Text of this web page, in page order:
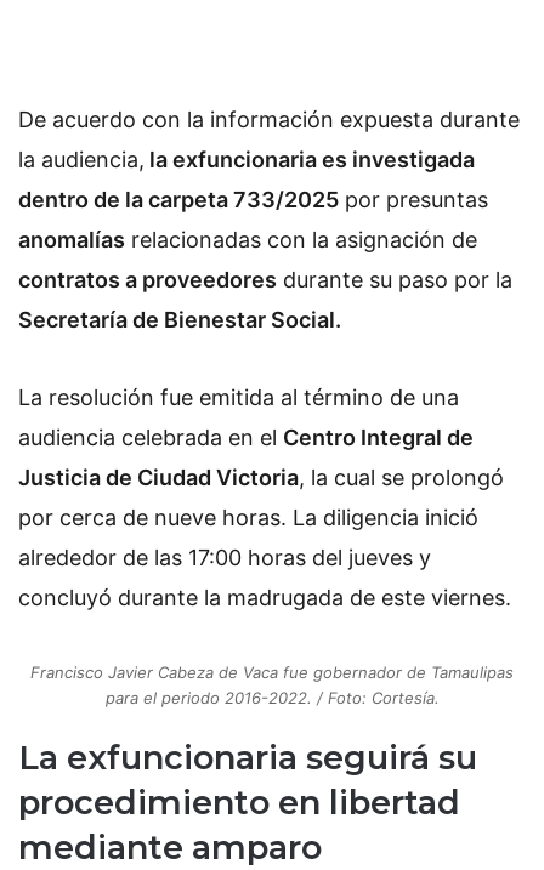
De acuerdo con la información expuesta durante
la audiencia, la exfuncionaria es investigada
dentro de la carpeta 733/2025 por presuntas
anomalías relacionadas con la asignación de
contratos a proveedores durante su paso por la
Secretaría de Bienestar Social.
La resolución fue emitida al término de una
audiencia celebrada en el Centro Integral de
Justicia de Ciudad Victoria, la cual se prolongó
por cerca de nueve horas. La diligencia inició
alrededor de las 17:00 horas del jueves y
concluyó durante la madrugada de este viernes.
Francisco Javier Cabeza de Vaca fue gobernador de Tamaulipas
para el periodo 2016-2022. / Foto: Cortesía.
La exfuncionaria seguirá su
procedimiento en libertad
mediante amparo